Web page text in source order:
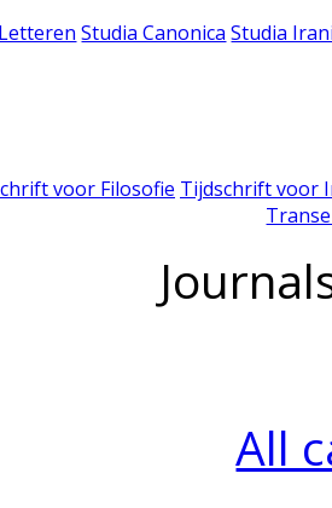
Studia Canonica Studia
voor Filosofie Tijdschrift voor
All